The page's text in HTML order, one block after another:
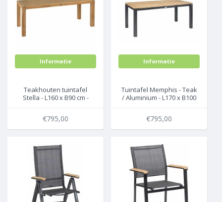
Informatie
Teakhouten tuintafel
Stella - L160 x B90 cm -
€795,00
Informatie
Tuintafel Memphis - Teak
/ Aluminium - L170 x B100
€795,00